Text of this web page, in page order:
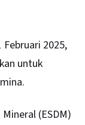
Februari 2025,
untuk
(ESDM)